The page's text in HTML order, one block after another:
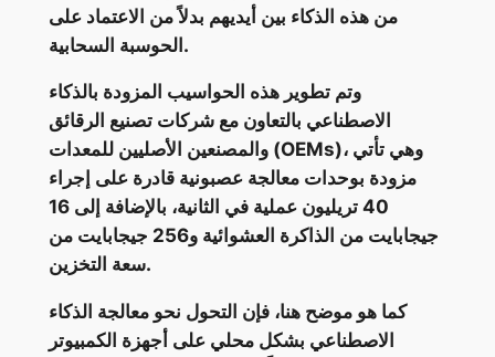
من هذه الذكاء بين أيديهم بدلاً من الاعتماد على
الحوسبة السحابية.
وتم تطوير هذه الحواسيب المزودة بالذكاء
الاصطناعي بالتعاون مع شركات تصنيع الرقائق
والمصنعين الأصليين للمعدات (OEMs)، وهي تأتي
مزودة بوحدات معالجة عصبونية قادرة على إجراء
40 تريليون عملية في الثانية، بالإضافة إلى 16
جيجابايت من الذاكرة العشوائية و256 جيجابايت من
سعة التخزين.
كما هو موضح هنا، فإن التحول نحو معالجة الذكاء
الاصطناعي بشكل محلي على أجهزة الكمبيوتر